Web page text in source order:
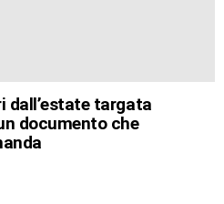
dall’estate targata
documento che